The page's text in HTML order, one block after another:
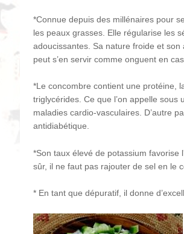
*Connue depuis des millénaires pour
les peaux grasses. Elle régularise les
adoucissantes. Sa nature froide et
peut s’en servir comme onguent en
*Le concombre contient une protéine,
triglycérides. Ce que l’on appelle
maladies cardio-vasculaires. D’autre
antidiabétique.
*Son taux élevé de potassium favorise
sûr, il ne faut pas rajouter de sel en le
* En tant que dépuratif, il donne